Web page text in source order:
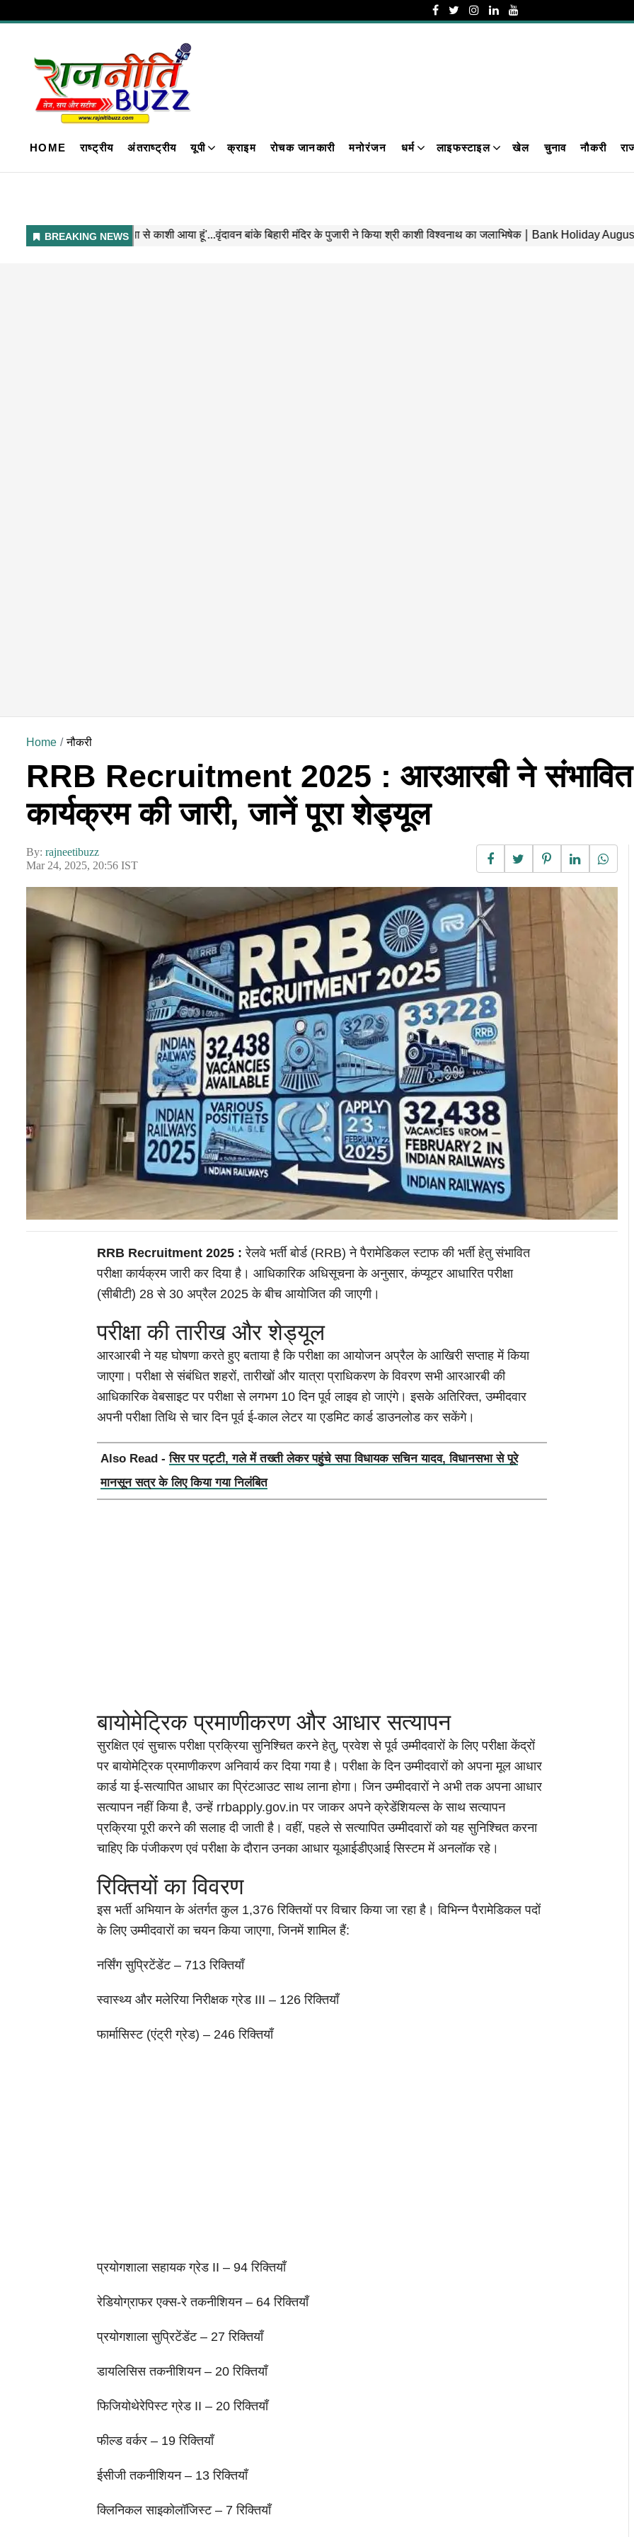
HOME राष्ट्रीय अंतराष्ट्रीय यूपी क्राइम रोचक जानकारी मनोरंजन धर्म लाइफस्टाइल खेल चुनाव नौकरी
Home नौकरी
RRB Recruitment 2025 : आरआरबी ने संभावित
कार्यक्रम की जारी, जानें पूरा शेड्यूल
By: rajneetibuzz
Mar 24, 2025, 20:56 IST
RRB Recruitment 2025 :रेलवे भर्ती बोर्ड (RRB) ने पैरामेडिकल स्टाफ की भर्ती हेतु संभावित
परीक्षा कार्यक्रम जारी कर दिया है। आधिकारिक अधिसूचना के अनुसार, कंप्यूटर आधारित परीक्षा
(सीबीटी) 28 से 30 अप्रैल 2025 के बीच आयोजित की जाएगी।
परीक्षा की तारीख और शेड्यूल
आरआरबी ने यह घोषणा करते हुए बताया है कि परीक्षा का आयोजन अप्रैल के आखिरी सप्ताह में किया
जाएगा। परीक्षा से संबंधित शहरों, तारीखों और यात्रा प्राधिकरण के विवरण सभी आरआरबी की
आधिकारिक वेबसाइट पर परीक्षा से लगभग 10 दिन पूर्व लाइव हो जाएंगे। इसके अतिरिक्त, उम्मीदवार
अपनी परीक्षा तिथि से चार दिन पूर्व ई-काल लेटर या एडमिट कार्ड डाउनलोड कर सकेंगे।
Also Read -सिर पर पट्टी, गले में तख्ती लेकर पहुंचे सपा विधायक सचिन यादव, विधानसभा से पूरे
मानसून सत्र के लिए किया गया निलंबित
बायोमेट्रिक प्रमाणीकरण और आधार सत्यापन
सुरक्षित एवं सुचारू परीक्षा प्रक्रिया सुनिश्चित करने हेतु, प्रवेश से पूर्व उम्मीदवारों के लिए परीक्षा केंद्रों
पर बायोमेट्रिक प्रमाणीकरण अनिवार्य कर दिया गया है। परीक्षा के दिन उम्मीदवारों को अपना मूल आधार
कार्ड या ई-सत्यापित आधार का प्रिंटआउट साथ लाना होगा। जिन उम्मीदवारों ने अभी तक अपना आधार
सत्यापन नहीं किया है, उन्हें rrbapply.gov.in पर जाकर अपने क्रेडेंशियल्स के साथ सत्यापन
प्रक्रिया पूरी करने की सलाह दी जाती है। वहीं, पहले से सत्यापित उम्मीदवारों को यह सुनिश्चित करना
चाहिए कि पंजीकरण एवं परीक्षा के दौरान उनका आधार यूआईडीएआई सिस्टम में अनलॉक रहे।
रिक्तियों का विवरण
इस भर्ती अभियान के अंतर्गत कुल 1,376 रिक्तियों पर विचार किया जा रहा है। विभिन्न पैरामेडिकल पदों
के लिए उम्मीदवारों का चयन किया जाएगा, जिनमें शामिल हैं:
नर्सिंग सुप्रिटेंडेंट – 713 रिक्तियाँ
स्वास्थ्य और मलेरिया निरीक्षक ग्रेड III – 126 रिक्तियाँ
फार्मासिस्ट (एंट्री ग्रेड) – 246 रिक्तियाँ
प्रयोगशाला सहायक ग्रेड II – 94 रिक्तियाँ
रेडियोग्राफर एक्स-रे तकनीशियन – 64 रिक्तियाँ
प्रयोगशाला सुप्रिटेंडेंट – 27 रिक्तियाँ
डायलिसिस तकनीशियन – 20 रिक्तियाँ
फिजियोथेरेपिस्ट ग्रेड II – 20 रिक्तियाँ
फील्ड वर्कर – 19 रिक्तियाँ
ईसीजी तकनीशियन – 13 रिक्तियाँ
क्लिनिकल साइकोलॉजिस्ट – 7 रिक्तियाँ